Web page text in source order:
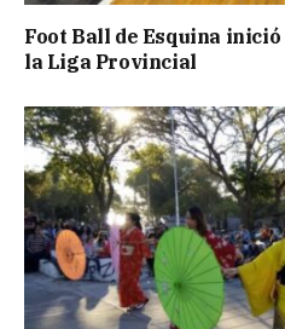
Foot Ball de Esquina
la Liga Provincial